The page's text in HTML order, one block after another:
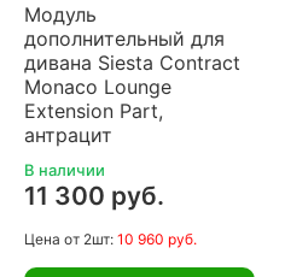
Модуль
дополнительный для
дивана Siesta Contract
Monaco Lounge
Extension Part,
антрацит
В наличии
11 300 руб.
Цена от 2шт: 10 960 руб.